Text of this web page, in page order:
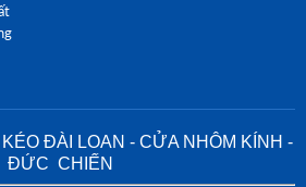
ĐÀI LOAN - CỬA NHÔM KÍNH -
ĐỨC CHIẾN